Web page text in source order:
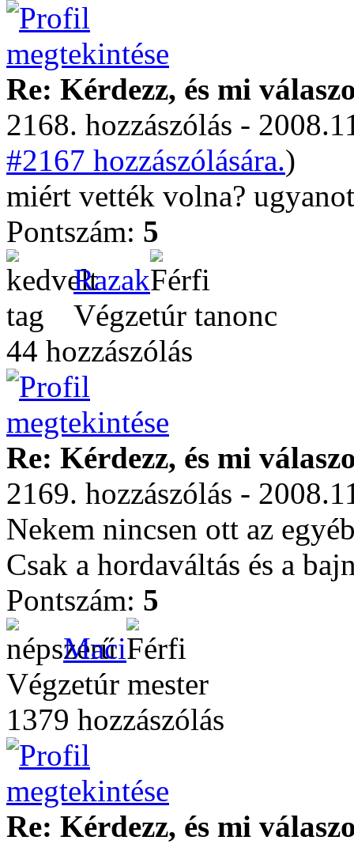
Re: Kérdezz, és mi
2168. hozzászólás -
#2167 hozzászólására.)
miért vették volna?
Pontszám: 5
Razak
Végzetúr tanonc
44 hozzászólás
Re: Kérdezz, és mi
2169. hozzászólás -
Nekem nincsen ott az
Csak a hordaváltás és a
Pontszám: 5
Maci
Végzetúr mester
1379 hozzászólás
Re: Kérdezz, és mi